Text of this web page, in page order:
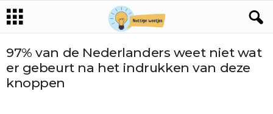
97% van de Nederlanders weet niet wat
er gebeurt na het indrukken van deze
knoppen